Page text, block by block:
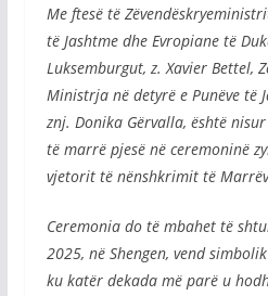
Me ftesë të
të Jashtme dhe Evropiane të
Luksemburgut, z. Xavier Bettel,
Ministrja në detyrë e Punëve të
znj. Donika Gërvalla, është
të marrë pjesë në ceremoninë
vjetorit të nënshkrimit të
Ceremonia do të mbahet të
2025, në Shengen, vend
ku katër dekada më parë u